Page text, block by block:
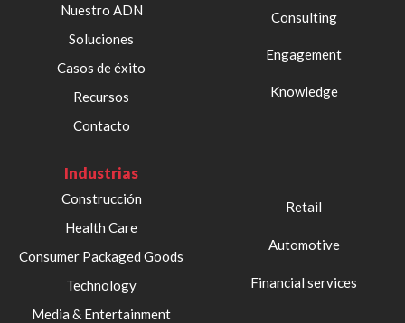
Nuestro ADN
Soluciones
Casos de éxito
Recursos
Contacto
Consulting
Engagement
Knowledge
Industrias
Construcción
Health Care
Consumer Packaged Goods
Technology
Media & Entertainment
Retail
Automotive
Financial services